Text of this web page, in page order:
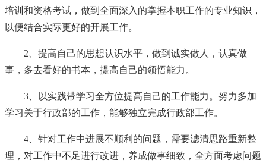
培训和资格考试，做到全面深入的掌握本职工作的专业知识，
以便结合实际更好的开展工作。
2、提高自己的思想认识水平，做到诚实做人，认真做
事，多去看好的书本，提高自己的领悟能力。
3、以实践带学习全方位提高自己的工作能力。努力多加
学习关于行政部的工作，能够独立完成行政部工作。
4、针对工作中进展不顺利的问题，需要滤清思路重新整
理，对工作中不足进行改进，养成做事细致，全方面考虑问题